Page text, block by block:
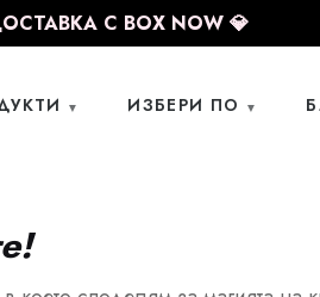
С BOX NOW 💎
ИЗБЕРИ ПО